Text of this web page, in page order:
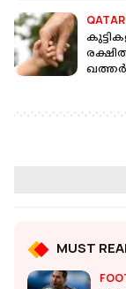
QATAR
ഖത്തർ
MUST